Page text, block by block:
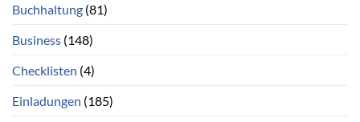
Buchhaltung (81)
Business (148)
Checklisten (4)
Einladungen (185)